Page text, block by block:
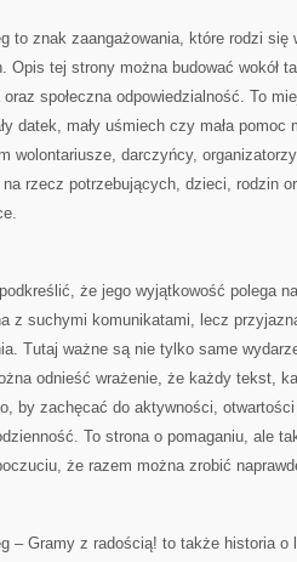
to znak zaangażowania, które rodzi się
Opis tej strony można budować wokół
oraz społeczna odpowiedzialność. To
datek, mały uśmiech czy mała
wolontariusze, darczyńcy,
na rzecz potrzebujących, dzieci, rodzin
że jego wyjątkowość polega
z suchymi komunikatami, lecz
Tutaj ważne są nie tylko same
odnieść wrażenie, że każdy tekst,
by zachęcać do aktywności,
To strona o pomaganiu, ale
że razem można zrobić
– Gramy z radością! to także historia o